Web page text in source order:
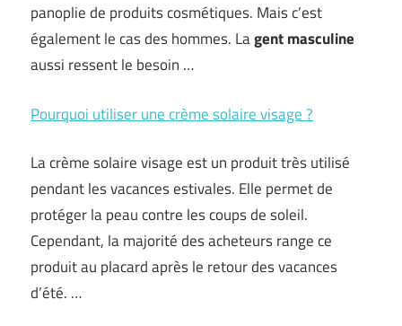
panoplie de produits cosmétiques. Mais c’est
également le cas des hommes. Lagent masculine
aussi ressent le besoin …
Pourquoi utiliser une crème solaire visage ?
La crème solaire visage est un produit très utilisé
pendant les vacances estivales. Elle permet de
protéger la peau contre les coups de soleil.
Cependant, la majorité des acheteurs range ce
produit au placard après le retour des vacances
d’été. …